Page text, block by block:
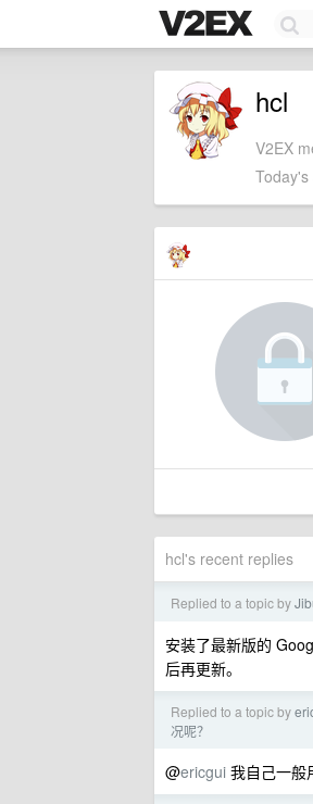
hcl
V2EX
hcl's recent replies
Replied to a topic by
安装了最新版的
后再更新。
Replied to a topic by
况呢？
@ericgui 我自己一般